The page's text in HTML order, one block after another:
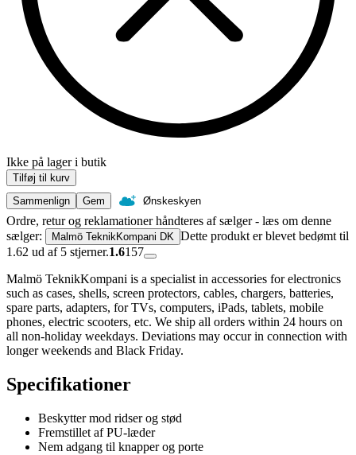
Ikke på lager i butik
Tilføj til kurv
Sammenlign
Gem Ønskeskyen
Ordre, retur og reklamationer håndteres af sælger - læs om denne
sælger:
Malmö TeknikKompani DK Dette produkt er blevet bedømt til
1.62 ud af 5 stjerner.1.6157
Malmö TeknikKompani is a specialist in accessories for electronics
such as cases, shells, screen protectors, cables, chargers, batteries,
spare parts, adapters, for TVs, computers, iPads, tablets, mobile
phones, electric scooters, etc. We ship all orders within 24 hours on
all non-holiday weekdays. Deviations may occur in connection with
longer weekends and Black Friday.
Specifikationer
Beskytter mod ridser og stød
Fremstillet af PU-læder
Nem adgang til knapper og porte